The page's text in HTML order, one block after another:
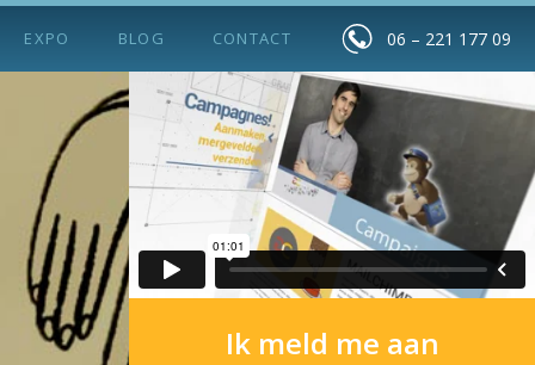
EXPO BLOG CONTACT 06 – 221 177 09
Ik meld me aan